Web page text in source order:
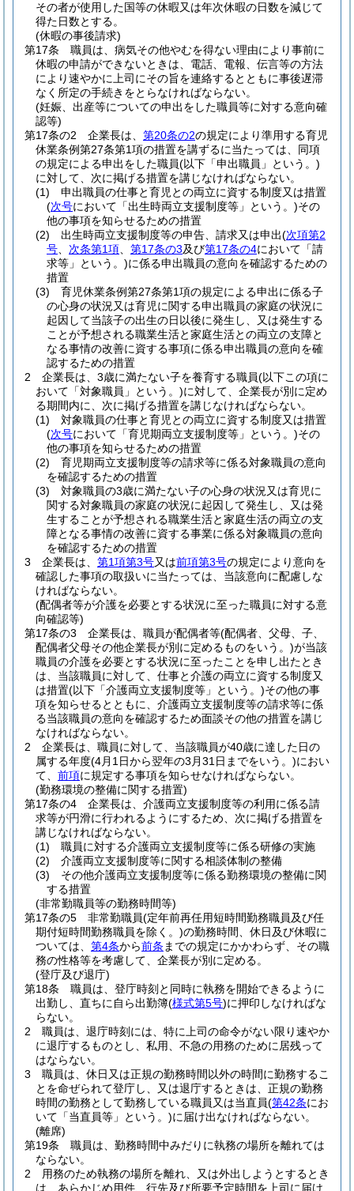
その者が使用した国等の休暇又は年次休暇の日数を減じて
得た日数とする。
(休暇の事後請求)
第17条
職員は、病気その他やむを得ない理由により事前に
休暇の申請ができないときは、電話、電報、伝言等の方法
により速やかに上司にその旨を連絡するとともに事後遅滞
なく所定の手続きをとらなければならない。
(妊娠、出産等についての申出をした職員等に対する意向確
認等)
第17条の2
企業長は、 第20条の2の規定により準用する育児
休業条例第27条第1項の措置を講ずるに当たっては、同項
の規定による申出をした職員(以下「申出職員」という。)
に対して、次に掲げる措置を講じなければならない。
(1)
申出職員の仕事と育児との両立に資する制度又は措置
(次号において「出生時両立支援制度等」という。)その
他の事項を知らせるための措置
(2)
出生時両立支援制度等の申告、請求又は申出(次項第2
号
次条第1項 第17条の3及び第17条の4において「請
求等」という。)に係る申出職員の意向を確認するための
措置
(3)
育児休業条例第27条第1項の規定による申出に係る子
の心身の状況又は育児に関する申出職員の家庭の状況に
起因して当該子の出生の日以後に発生し、又は発生する
ことが予想される職業生活と家庭生活との両立の支障と
なる事情の改善に資する事項に係る申出職員の意向を確
認するための措置
2
企業長は、3歳に満たない子を養育する職員(以下この項に
おいて「対象職員」という。)に対して、企業長が別に定め
る期間内に、次に掲げる措置を講じなければならない。
(1)
対象職員の仕事と育児との両立に資する制度又は措置
(次号において「育児期両立支援制度等」という。)その
他の事項を知らせるための措置
(2)
育児期両立支援制度等の請求等に係る対象職員の意向
を確認するための措置
(3)
対象職員の3歳に満たない子の心身の状況又は育児に
関する対象職員の家庭の状況に起因して発生し、又は発
生することが予想される職業生活と家庭生活の両立の支
障となる事情の改善に資する事業に係る対象職員の意向
を確認するための措置
3
企業長は、 第1項第3号又は前項第3号の規定により意向を
確認した事項の取扱いに当たっては、当該意向に配慮しな
ければならない。
(配偶者等が介護を必要とする状況に至った職員に対する意
向確認等)
第17条の3
企業長は、職員が配偶者等(配偶者、父母、子、
配偶者父母その他企業長が別に定めるものをいう。)が当該
職員の介護を必要とする状況に至ったことを申し出たとき
は、当該職員に対して、仕事と介護の両立に資する制度又
は措置(以下「介護両立支援制度等」という。)その他の事
項を知らせるとともに、介護両立支援制度等の請求等に係
る当該職員の意向を確認するため面談その他の措置を講じ
なければならない。
2
企業長は、職員に対して、当該職員が40歳に達した日の
属する年度(4月1日から翌年の3月31日までをいう。)におい
て、 前項に規定する事項を知らせなければならない。
(勤務環境の整備に関する措置)
第17条の4
企業長は、介護両立支援制度等の利用に係る請
求等が円滑に行われるようにするため、次に掲げる措置を
講じなければならない。
(1)
職員に対する介護両立支援制度等に係る研修の実施
(2)
介護両立支援制度等に関する相談体制の整備
(3)
その他介護両立支援制度等に係る勤務環境の整備に関
する措置
(非常勤職員等の勤務時間等)
第17条の5
非常勤職員(定年前再任用短時間勤務職員及び任
期付短時間勤務職員を除く。)の勤務時間、休日及び休暇に
ついては、 第4条から前条 までの規定にかかわらず、その職
務の性格等を考慮して、企業長が別に定める。
(登庁及び退庁)
第18条
職員は、登庁時刻と同時に執務を開始できるように
出勤し、直ちに自ら出勤簿(様式第5号)に押印しなければな
らない。
2
職員は、退庁時刻には、特に上司の命令がない限り速やか
に退庁するものとし、私用、不急の用務のために居残って
はならない。
3
職員は、休日又は正規の勤務時間以外の時間に勤務するこ
とを命ぜられて登庁し、又は退庁するときは、正規の勤務
時間の勤務として勤務している職員又は当直員(第42条にお
いて「当直員等」という。)に届け出なければならない。
(離席)
第19条
職員は、勤務時間中みだりに執務の場所を離れては
ならない。
2
用務のため執務の場所を離れ、又は外出しようとするとき
は、あらかじめ用件、行先及び所要予定時間を上司に届け